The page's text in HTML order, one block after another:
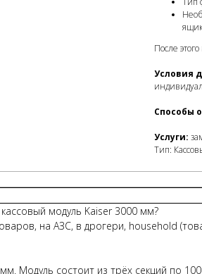
После
Условия
Способы
Услуги:
Тип:
модуль Kaiser 3000 мм?
на АЗС, в дрогери, household
Модуль состоит из трёх секций по